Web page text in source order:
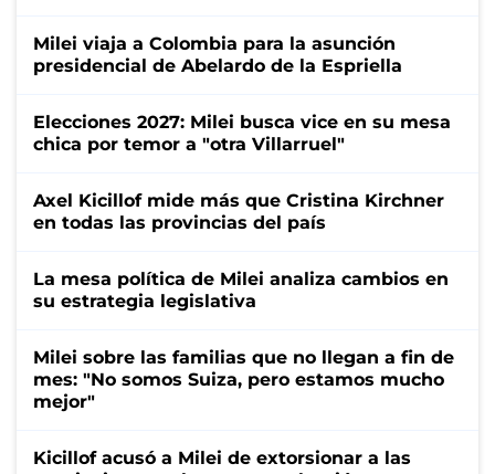
Milei viaja a Colombia para la asunción
presidencial de Abelardo de la Espriella
Elecciones 2027: Milei busca vice en su mesa
chica por temor a "otra Villarruel"
Axel Kicillof mide más que Cristina Kirchner
en todas las provincias del país
La mesa política de Milei analiza cambios en
su estrategia legislativa
Milei sobre las familias que no llegan a fin de
mes: "No somos Suiza, pero estamos mucho
mejor"
Kicillof acusó a Milei de extorsionar a las